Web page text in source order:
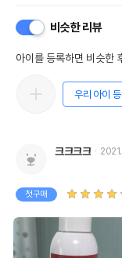
비슷한 리뷰
아이를 등록하면 비슷한
우리 아이
크크크크
첫구매